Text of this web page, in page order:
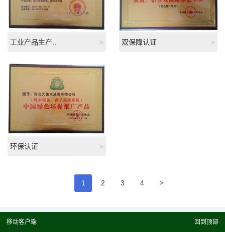
工业产品生产.. > 双保障认证 >
环保认证 >
1 2 3 4 >
移动客户端 回到顶部